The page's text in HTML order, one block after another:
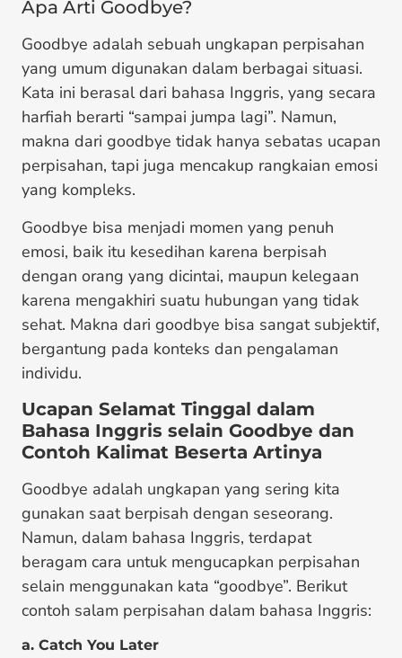
Apa Arti Goodbye?
Goodbye adalah sebuah ungkapan perpisahan
yang umum digunakan dalam berbagai situasi.
Kata ini berasal dari bahasa Inggris, yang secara
harfiah berarti “sampai jumpa lagi”. Namun,
makna dari goodbye tidak hanya sebatas ucapan
perpisahan, tapi juga mencakup rangkaian emosi
yang kompleks.
Goodbye bisa menjadi momen yang penuh
emosi, baik itu kesedihan karena berpisah
dengan orang yang dicintai, maupun kelegaan
karena mengakhiri suatu hubungan yang tidak
sehat. Makna dari goodbye bisa sangat subjektif,
bergantung pada konteks dan pengalaman
individu.
Ucapan Selamat Tinggal dalam
Bahasa Inggris selain Goodbye dan
Contoh Kalimat Beserta Artinya
Goodbye adalah ungkapan yang sering kita
gunakan saat berpisah dengan seseorang.
Namun, dalam bahasa Inggris, terdapat
beragam cara untuk mengucapkan perpisahan
selain menggunakan kata “goodbye”. Berikut
contoh salam perpisahan dalam bahasa Inggris:
a. Catch You Later